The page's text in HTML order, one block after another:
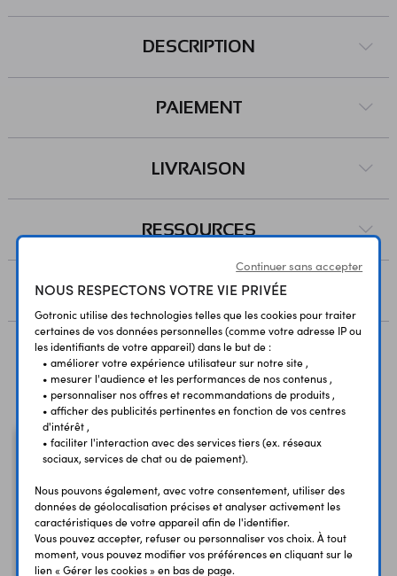
DESCRIPTION
PAIEMENT
LIVRAISON
RESSOURCES
AVIS
Vous avez déja consulté
Continuer sans accepter
NOUS RESPECTONS VOTRE VIE PRIVÉE
Gotronic utilise des technologies telles que les cookies pour traiter
certaines de vos données personnelles (comme votre adresse IP ou
les identifiants de votre appareil) dans le but de :
• améliorer votre expérience utilisateur sur notre site ,
• mesurer l'audience et les performances de nos contenus ,
• personnaliser nos offres et recommandations de produits ,
• afficher des publicités pertinentes en fonction de vos centres
d'intérêt ,
• faciliter l'interaction avec des services tiers (ex. réseaux
sociaux, services de chat ou de paiement).
Nous pouvons également, avec votre consentement, utiliser des
données de géolocalisation précises et analyser activement les
caractéristiques de votre appareil afin de l'identifier.
Vous pouvez accepter, refuser ou personnaliser vos choix. À tout
moment, vous pouvez modifier vos préférences en cliquant sur le
lien « Gérer les cookies » en bas de page.